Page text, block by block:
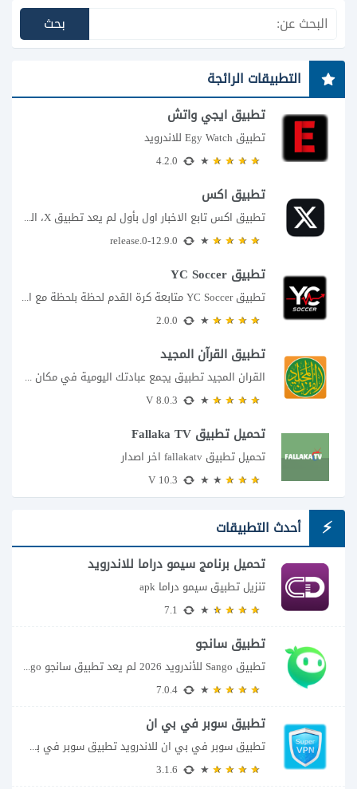
التطبيقات الرائجة
تطبيق ايجي واتش
تطبيق Egy Watch للاندرويد
تطبيق اكس
تطبيق اكس تابع الاخبار اول بأول لم يعد تطبيق X، المعروف سابقا باسم تويتر،...
تطبيق YC Soccer
تطبيق YC Soccer متابعة كرة القدم لحظة بلحظة مع اقتراب مباراة مصر والأرجنتين في...
تطبيق القرآن المجيد
القران المجيد تطبيق يجمع عبادتك اليومية في مكان واحد إذا كنت تبحث عن تطبيق...
تحميل تطبيق Fallaka TV
تحميل تطبيق fallakatv اخر اصدار
أحدث التطبيقات
تحميل برنامج سيمو دراما للاندرويد
تنزيل تطبيق سيمو دراما apk
تطبيق سانجو
تطبيق Sango للأندرويد 2026 لم يعد تطبيق سانجو Sango مجرد مساحة لإرسال الرسائل أو...
تطبيق سوبر في بي ان
تطبيق سوبر في بي ان للاندرويد تطبيق سوبر في بي ان من تطبيقات الشبكات...